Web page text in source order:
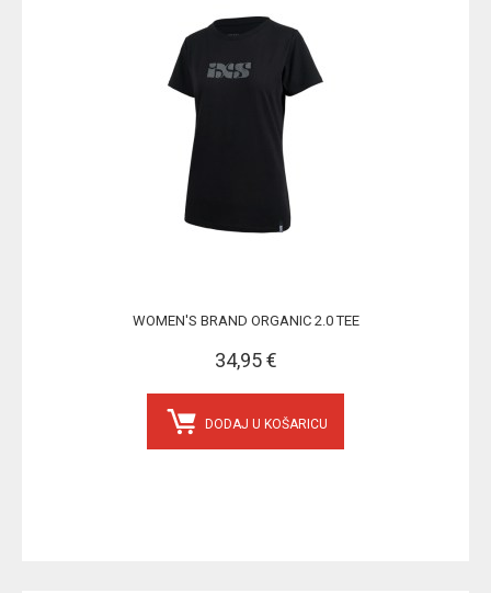
WOMEN'S BRAND ORGANIC 2.0 TEE
34,95 €
DODAJ U KOŠARICU